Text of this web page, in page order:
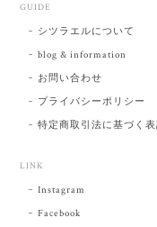
GUIDE
シツラエルについて
blog & information
お問い合わせ
プライバシーポリシー
特定商取引法に基づく
LINK
Instagram
Facebook